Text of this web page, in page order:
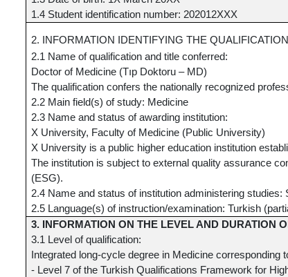
1.4 Student identification number: 202012XXX
2. INFORMATION IDENTIFYING THE QUALIFICATION
2.1 Name of qualification and title conferred:
Doctor of Medicine (Tıp Doktoru – MD)
The qualification confers the nationally recognized
2.2 Main field(s) of study: Medicine
2.3 Name and status of awarding institution:
X University, Faculty of Medicine (Public University)
X University is a public higher education institution
The institution is subject to external quality assurance
(ESG).
2.4 Name and status of institution administering studies:
2.5 Language(s) of instruction/examination: Turkish
3. INFORMATION ON THE LEVEL AND DURATION
3.1 Level of qualification:
Integrated long-cycle degree in Medicine corresponding
- Level 7 of the Turkish Qualifications Framework for